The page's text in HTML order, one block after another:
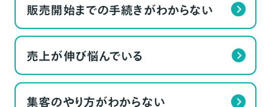
販売開始までの手続きがわからない
売上が伸び悩んでいる
集客のやり方がわからない